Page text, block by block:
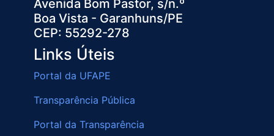
Avenida Bom Pastor, s/n.º
Boa Vista - Garanhuns/PE
CEP: 55292-278
Links Úteis
Portal da UFAPE
Transparência Pública
Portal da Transparência